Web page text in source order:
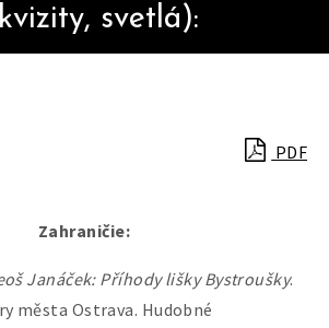
svetlá):
PDF
Zahraničie:
Janáček: Příhody lišky Bystroušky.
města Ostrava. Hudobné